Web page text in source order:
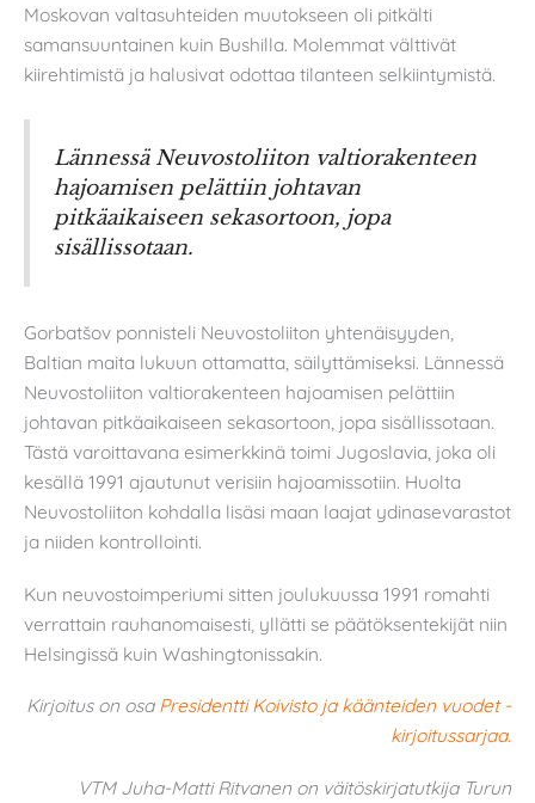
Moskovan valtasuhteiden muutokseen oli pitkälti
samansuuntainen kuin Bushilla. Molemmat välttivät
kiirehtimistä ja halusivat odottaa tilanteen selkiintymistä.
Lännessä Neuvostoliiton valtiorakenteen
hajoamisen pelättiin johtavan
pitkäaikaiseen sekasortoon, jopa
sisällissotaan.
Gorbatšov ponnisteli Neuvostoliiton yhtenäisyyden,
Baltian maita lukuun ottamatta, säilyttämiseksi. Lännessä
Neuvostoliiton valtiorakenteen hajoamisen pelättiin
johtavan pitkäaikaiseen sekasortoon, jopa sisällissotaan.
Tästä varoittavana esimerkkinä toimi Jugoslavia, joka oli
kesällä 1991 ajautunut verisiin hajoamissotiin. Huolta
Neuvostoliiton kohdalla lisäsi maan laajat ydinasevarastot
ja niiden kontrollointi.
Kun neuvostoimperiumi sitten joulukuussa 1991 romahti
verrattain rauhanomaisesti, yllätti se päätöksentekijät niin
Helsingissä kuin Washingtonissakin.
Kirjoitus on osa Presidentti Koivisto ja käänteiden vuodet -
kirjoitussarjaa.
VTM Juha-Matti Ritvanen on väitöskirjatutkija Turun